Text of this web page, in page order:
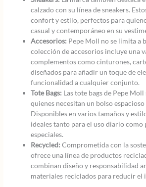
calzado con su línea de sneakers.
confort y estilo, perfectos para
casual y contemporáneo en su
Accesorios: Pepe Moll no se limita a
colección de accesorios incluye una
complementos como cinturones,
diseñados para añadir un toque de
funcionalidad a cualquier conjunto.
Tote Bags: Las tote bags de Pepe
quienes necesitan un bolso
Disponibles en varios tamaños y
ideales tanto para el uso diario como
especiales.
Recycled: Comprometida con la
ofrece una línea de productos
combinan diseño y responsabilidad
materiales reciclados para reducir el